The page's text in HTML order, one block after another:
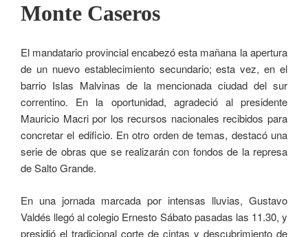
Monte Caseros
El mandatario provincial encabezó esta mañana la apertura
de un nuevo establecimiento secundario; esta vez, en el
barrio Islas Malvinas de la mencionada ciudad del sur
correntino. En la oportunidad, agradeció al presidente
Mauricio Macri por los recursos nacionales recibidos para
concretar el edificio. En otro orden de temas, destacó una
serie de obras que se realizarán con fondos de la represa
de Salto Grande.
En una jornada marcada por intensas lluvias, Gustavo
Valdés llegó al colegio Ernesto Sábato pasadas las 11.30, y
presidió el tradicional corte de cintas y descubrimiento de